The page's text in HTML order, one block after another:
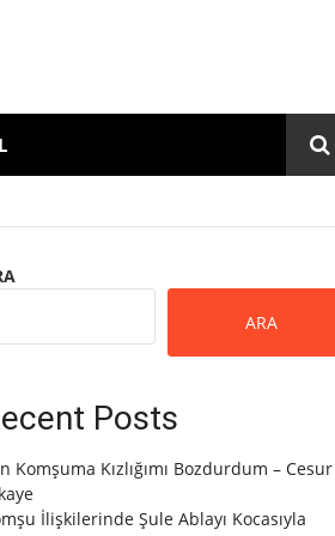
ARA
Posts
Komşuma Kızlığımı Bozdurdum – Cesur
İlişkilerinde Şule Ablayı Kocasıyla